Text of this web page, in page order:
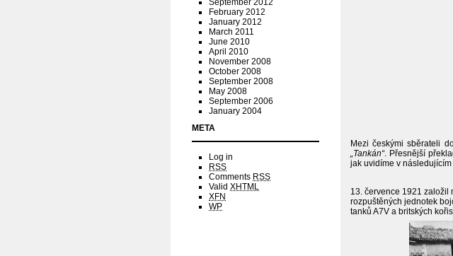
September 2012
February 2012
January 2012
March 2011
June 2010
April 2010
November 2008
October 2008
September 2008
May 2008
September 2006
January 2004
META
Log in
RSS
Comments RSS
Valid XHTML
XFN
WP
Mezi českými sběrateli
„Tankán“. Přesnější
jak uvidíme v
13. července 1921 založil
rozpuštěných jednotek
tanků A7V a britských